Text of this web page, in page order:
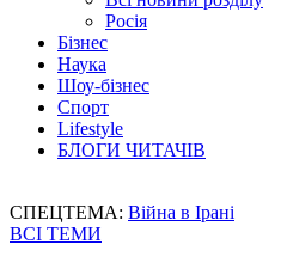
Росія
Бізнес
Наука
Шоу-бізнес
Спорт
Lifestyle
БЛОГИ ЧИТАЧІВ
СПЕЦТЕМА: Війна в Ірані
ВСІ ТЕМИ